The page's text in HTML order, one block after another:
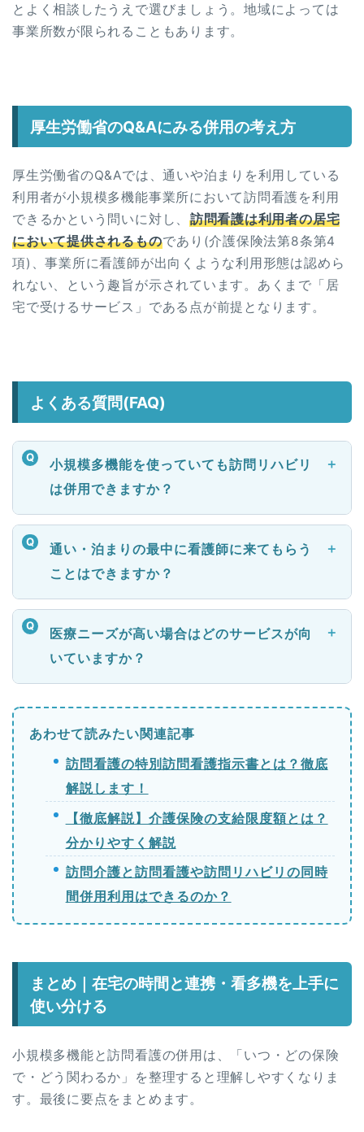
とよく相談したうえで選びましょう。地域によっては
事業所数が限られることもあります。
厚生労働省のQ&Aにみる併用の考え方
厚生労働省のQ&Aでは、通いや泊まりを利用している
利用者が小規模多機能事業所において訪問看護を利用
できるかという問いに対し、訪問看護は利用者の居宅
において提供されるものであり(介護保険法第8条第4
項)、事業所に看護師が出向くような利用形態は認めら
れない、という趣旨が示されています。あくまで「居
宅で受けるサービス」である点が前提となります。
よくある質問(FAQ)
小規模多機能を使っていても訪問リハビリ
は併用できますか？
通い・泊まりの最中に看護師に来てもらう
ことはできますか？
医療ニーズが高い場合はどのサービスが向
いていますか？
あわせて読みたい関連記事
訪問看護の特別訪問看護指示書とは？徹底
解説します！
【徹底解説】介護保険の支給限度額とは？
分かりやすく解説
訪問介護と訪問看護や訪問リハビリの同時
間併用利用はできるのか？
まとめ｜在宅の時間と連携・看多機を上手に
使い分ける
小規模多機能と訪問看護の併用は、「いつ・どの保険
で・どう関わるか」を整理すると理解しやすくなりま
す。最後に要点をまとめます。